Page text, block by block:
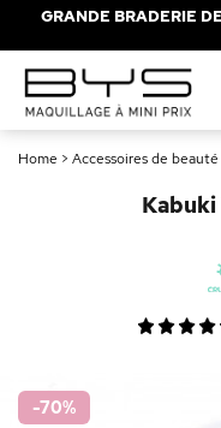
GRANDE BRADERIE
Home > Accessoires de beauté
-70%
Mascara